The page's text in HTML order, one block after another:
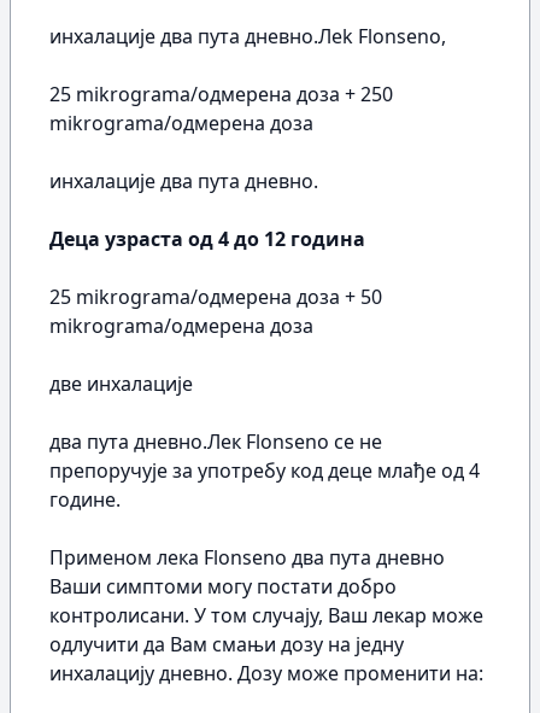
инхалације два пута дневно.Лek Flonseno,
25 mikrograma/одмерена доза + 250
mikrograma/одмерена доза
инхалације два пута дневно.
Деца узраста од 4 до 12 година
25 mikrograma/одмерена доза + 50
mikrograma/одмерена доза
две инхалације
два пута дневно.Лек Flonseno се не
препоручује за употребу код деце млађе од 4
године.
Применом лека Flonseno два пута дневно
Ваши симптоми могу постати добро
контролисани. У том случају, Ваш лекар може
одлучити да Вам смањи дозу на једну
инхалацију дневно. Дозу може променити на: